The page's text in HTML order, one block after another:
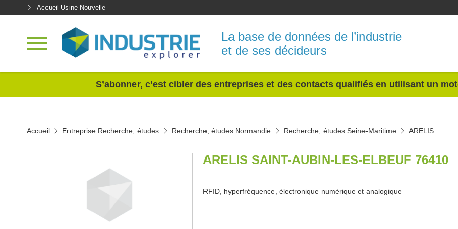
Accueil Usine Nouvelle
La base de données de l’industrie
et de ses décideurs
S’abonner, c’est cibler des entreprises et des contacts qualifiés en utilisant un
Accueil Entreprise Recherche, études Recherche, études Normandie Recherche, études Seine-Maritime ARELIS
ARELIS SAINT-AUBIN-LES-ELBEUF 76410
RFID, hyperfréquence, électronique numérique et analogique